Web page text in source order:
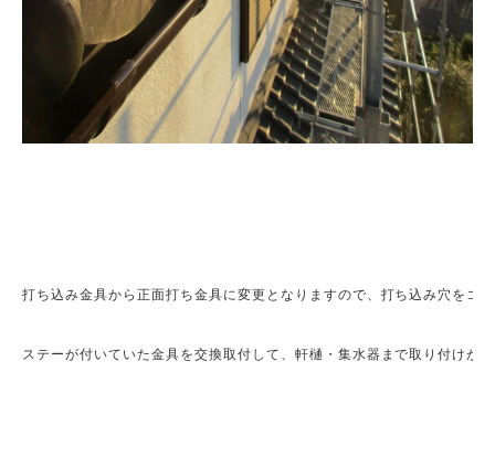
打ち込み金具から正面打ち金具に変更となりますので、打ち込み穴をコ
ステーが付いていた金具を交換取付して、軒樋・集水器まで取り付けが